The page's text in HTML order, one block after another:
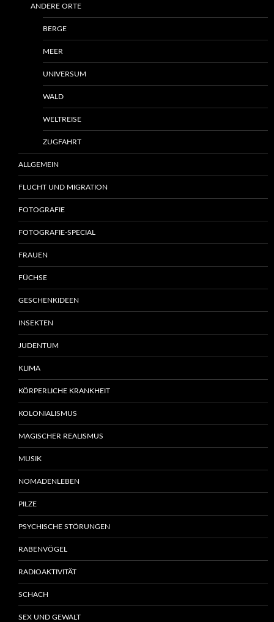
ANDERE ORTE
BERGE
MEER
UNIVERSUM
WALD
WELTREISE
ZUGFAHRT
ALLGEMEIN
FLUCHT UND MIGRATION
FOTOGRAFIE
FOTOGRAFIE-SPECIAL
FRAUEN
FÜCHSE
GESCHENKIDEEN
INSEKTEN
JUDENTUM
KLIMA
KÖRPERLICHE KRANKHEIT
KOLONIALISMUS
MAGISCHER REALISMUS
MUSIK
NOMADENLEBEN
PILZE
PSYCHISCHE STÖRUNGEN
RABENVÖGEL
RADIOAKTIVITÄT
SCHACH
SEX UND GEWALT